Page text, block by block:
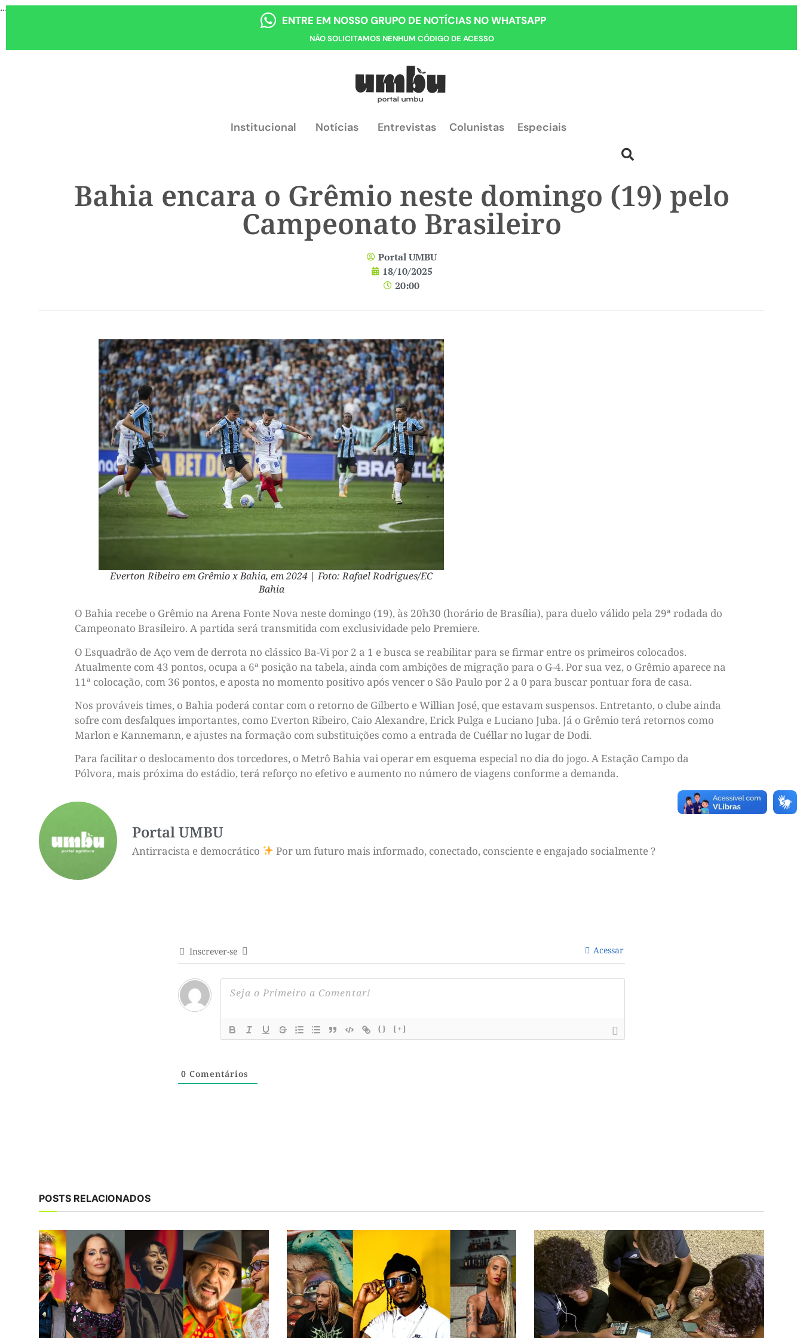
...
ENTRE EM NOSSO GRUPO DE NOTÍCIAS NO WHATSAPP
NÃO SOLICITAMOS NENHUM CÓDIGO DE ACESSO
Institucional Notícias Entrevistas Colunistas Especiais
Bahia encara o Grêmio neste domingo (19) pelo
Campeonato Brasileiro
Portal UMBU
18/10/2025
20:00
Everton Ribeiro em Grêmio x Bahia, em 2024 | Foto: Rafael Rodrigues/EC
Bahia
O Bahia recebe o Grêmio na Arena Fonte Nova neste domingo (19), às 20h30 (horário de Brasília), para duelo válido pela 29ª rodada do
Campeonato Brasileiro. A partida será transmitida com exclusividade pelo Premiere.
O Esquadrão de Aço vem de derrota no clássico Ba-Vi por 2 a 1 e busca se reabilitar para se firmar entre os primeiros colocados.
Atualmente com 43 pontos, ocupa a 6ª posição na tabela, ainda com ambições de migração para o G-4. Por sua vez, o Grêmio aparece na
11ª colocação, com 36 pontos, e aposta no momento positivo após vencer o São Paulo por 2 a 0 para buscar pontuar fora de casa.
Nos prováveis times, o Bahia poderá contar com o retorno de Gilberto e Willian José, que estavam suspensos. Entretanto, o clube ainda
sofre com desfalques importantes, como Everton Ribeiro, Caio Alexandre, Erick Pulga e Luciano Juba. Já o Grêmio terá retornos como
Marlon e Kannemann, e ajustes na formação com substituições como a entrada de Cuéllar no lugar de Dodi.
Para facilitar o deslocamento dos torcedores, o Metrô Bahia vai operar em esquema especial no dia do jogo. A Estação Campo da
Pólvora, mais próxima do estádio, terá reforço no efetivo e aumento no número de viagens conforme a demanda.
Portal UMBU
Antirracista e democrático Por um futuro mais informado, conectado, consciente e engajado socialmente ?
Inscrever-se Acessar
{} [+]
0 Comentários
POSTS RELACIONADOS